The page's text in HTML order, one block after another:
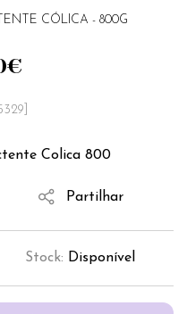
CÓLICA - 800G
Colica 800
€
Partilhar
Stock: Disponível